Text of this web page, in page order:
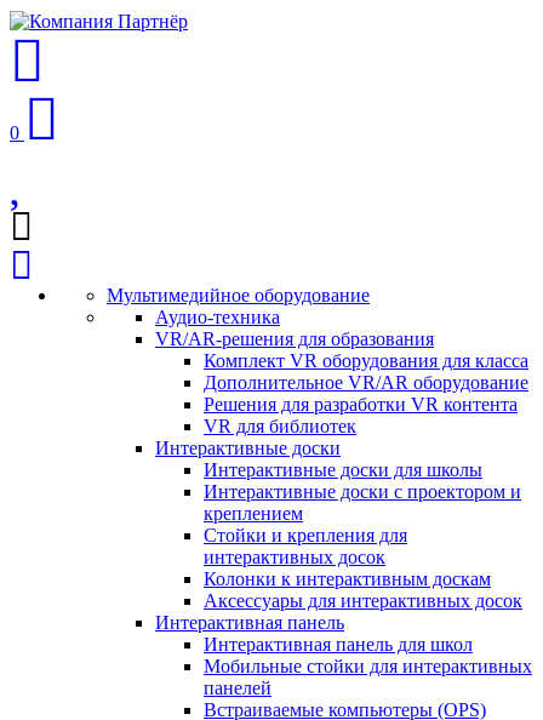
0
Мультимедийное оборудование
Аудио-техника
VR/AR-решения для образования
Комплект VR оборудования для класса
Дополнительное VR/AR оборудование
Решения для разработки VR контента
VR для библиотек
Интерактивные доски
Интерактивные доски для школы
Интерактивные доски с проектором и
креплением
Стойки и крепления для
интерактивных досок
Колонки к интерактивным доскам
Аксессуары для интерактивных досок
Интерактивная панель
Интерактивная панель для школ
Мобильные стойки для интерактивных
панелей
Встраиваемые компьютеры (OPS)